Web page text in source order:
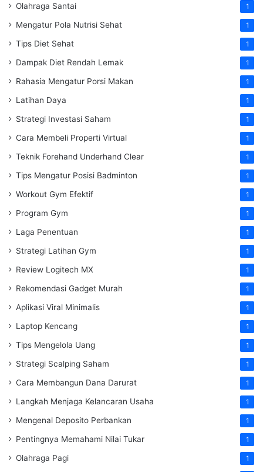
Olahraga Santai 1
Mengatur Pola Nutrisi Sehat 1
Tips Diet Sehat 1
Dampak Diet Rendah Lemak 1
Rahasia Mengatur Porsi Makan 1
Latihan Daya 1
Strategi Investasi Saham 1
Cara Membeli Properti Virtual 1
Teknik Forehand Underhand Clear 1
Tips Mengatur Posisi Badminton 1
Workout Gym Efektif 1
Program Gym 1
Laga Penentuan 1
Strategi Latihan Gym 1
Review Logitech MX 1
Rekomendasi Gadget Murah 1
Aplikasi Viral Minimalis 1
Laptop Kencang 1
Tips Mengelola Uang 1
Strategi Scalping Saham 1
Cara Membangun Dana Darurat 1
Langkah Menjaga Kelancaran Usaha 1
Mengenal Deposito Perbankan 1
Pentingnya Memahami Nilai Tukar 1
Olahraga Pagi 1